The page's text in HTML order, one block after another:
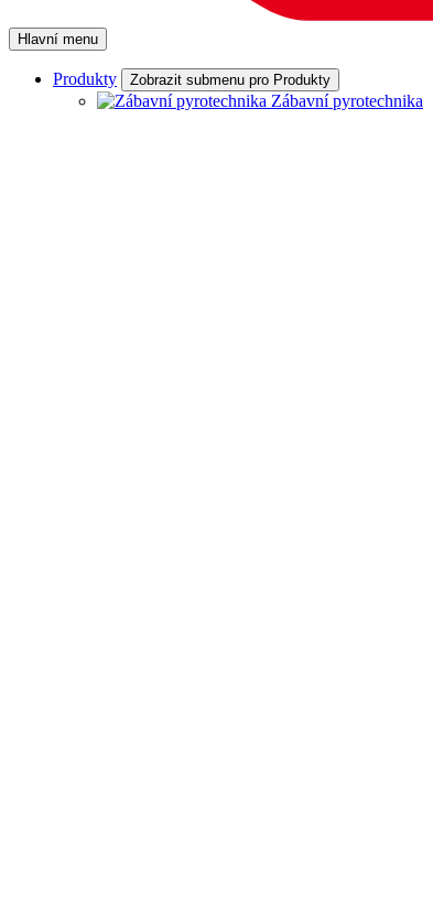
Hlavní menu
Produkty Zobrazit submenu pro Produkty
Zábavní pyrotechnika